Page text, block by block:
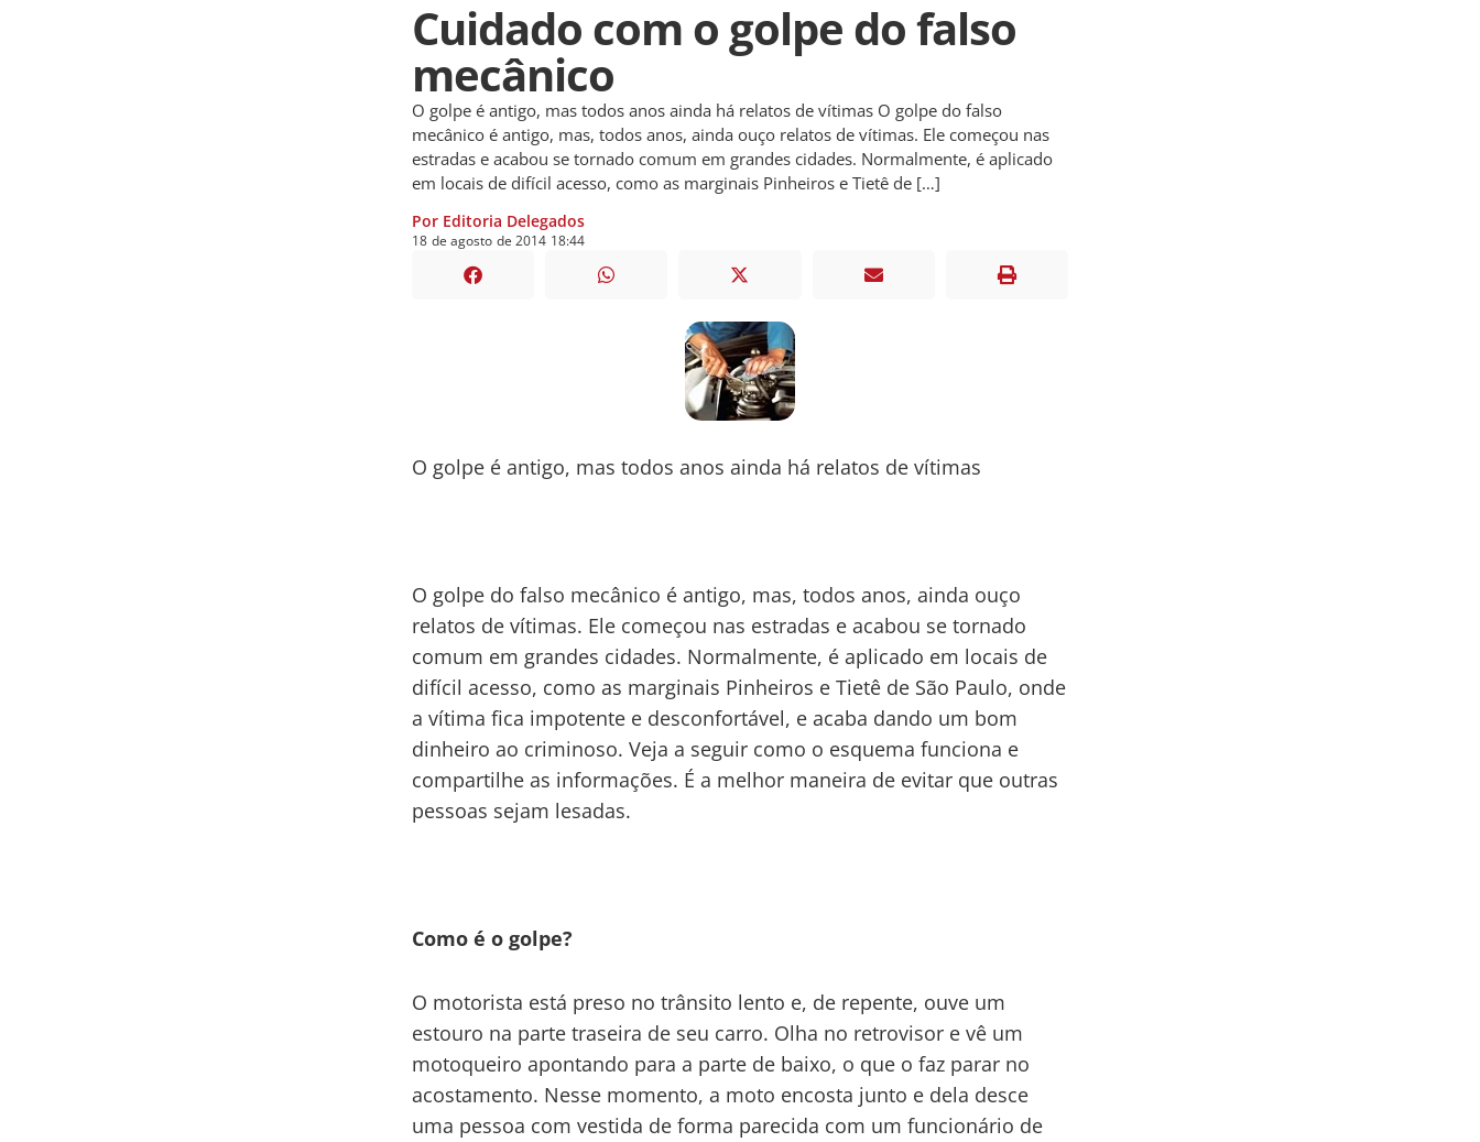
Cuidado com o golpe do falso
mecânico
O golpe é antigo, mas todos anos ainda há relatos de vítimas O golpe do falso
mecânico é antigo, mas, todos anos, ainda ouço relatos de vítimas. Ele começou nas
estradas e acabou se tornado comum em grandes cidades. Normalmente, é aplicado
em locais de difícil acesso, como as marginais Pinheiros e Tietê de […]
Por Editoria Delegados
18 deagosto de2014 18:44
O golpe é antigo, mas todos anos ainda há relatos de vítimas
O golpe do falso mecânico é antigo, mas, todos anos, ainda ouço
relatos de vítimas. Ele começou nas estradas e acabou se tornado
comum em grandes cidades. Normalmente, é aplicado em locais de
difícil acesso, como as marginais Pinheiros e Tietê de São Paulo, onde
a vítima fica impotente e desconfortável, e acaba dando um bom
dinheiro ao criminoso. Veja a seguir como o esquema funciona e
compartilhe as informações. É a melhor maneira de evitar que outras
pessoas sejam lesadas.
Como é o golpe?
O motorista está preso no trânsito lento e, de repente, ouve um
estouro na parte traseira de seu carro. Olha no retrovisor e vê um
motoqueiro apontando para a parte de baixo, o que o faz parar no
acostamento. Nesse momento, a moto encosta junto e dela desce
uma pessoa com vestida de forma parecida com um funcionário de